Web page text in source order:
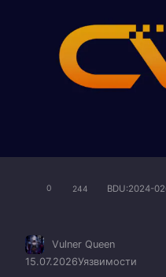
0 244 BDU:2024-
Vulner Queen
15.07.2026Уязвимости